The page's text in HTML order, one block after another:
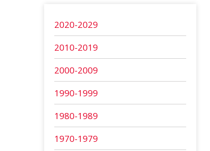
2020-2029
2010-2019
2000-2009
1990-1999
1980-1989
1970-1979